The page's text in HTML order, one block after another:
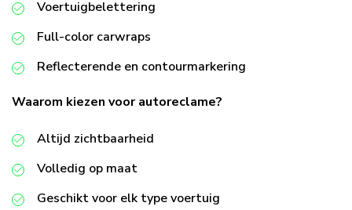
Voertuigbelettering
Full-color carwraps
Reflecterende en contourmarkering
Waarom kiezen voor autoreclame?
Altijd zichtbaarheid
Volledig op maat
Geschikt voor elk type voertuig